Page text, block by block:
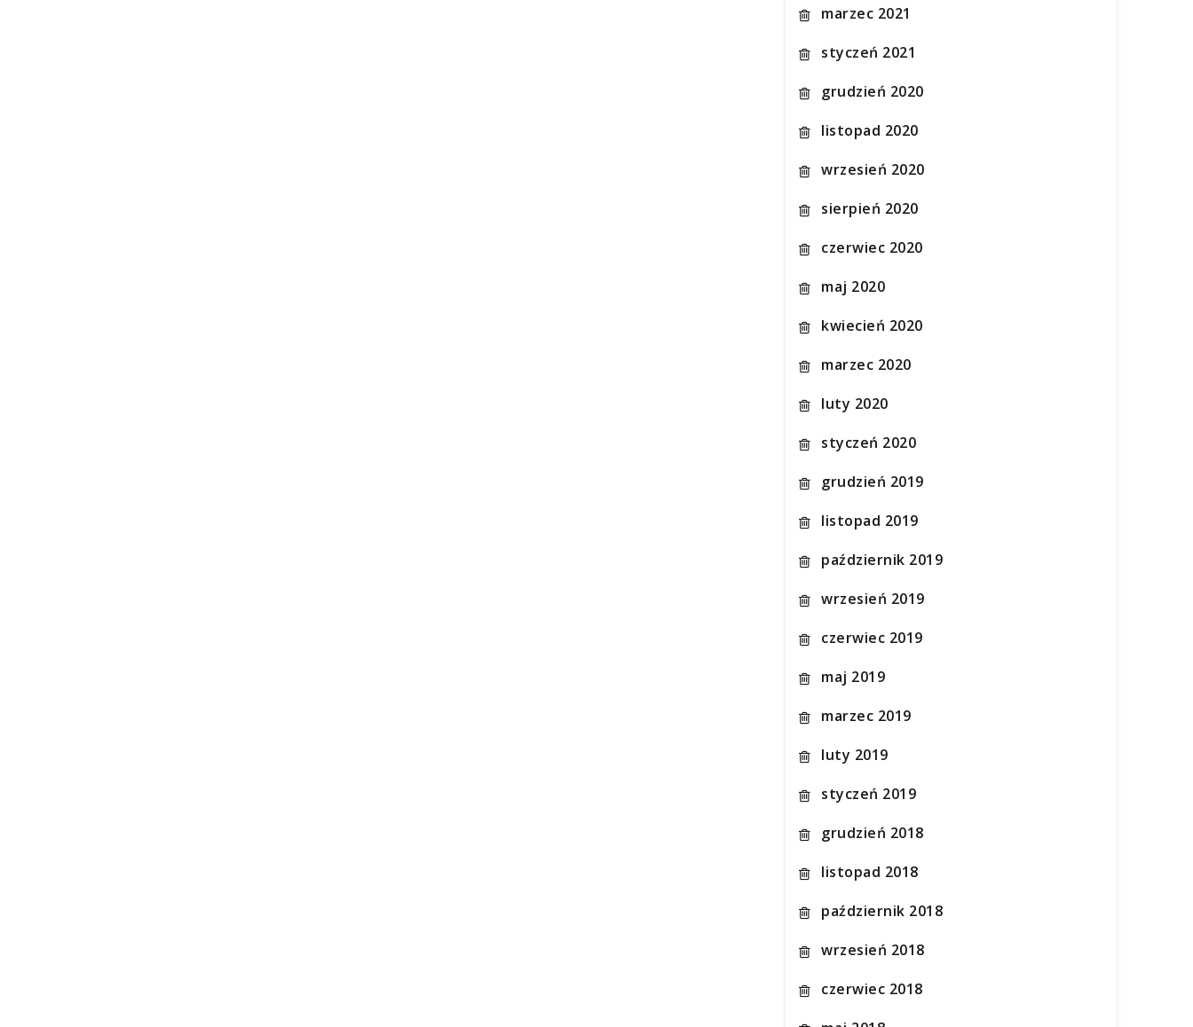
marzec 2021
styczeń 2021
grudzień 2020
listopad 2020
wrzesień 2020
sierpień 2020
czerwiec 2020
maj 2020
kwiecień 2020
marzec 2020
luty 2020
styczeń 2020
grudzień 2019
listopad 2019
październik 2019
wrzesień 2019
czerwiec 2019
maj 2019
marzec 2019
luty 2019
styczeń 2019
grudzień 2018
listopad 2018
październik 2018
wrzesień 2018
czerwiec 2018